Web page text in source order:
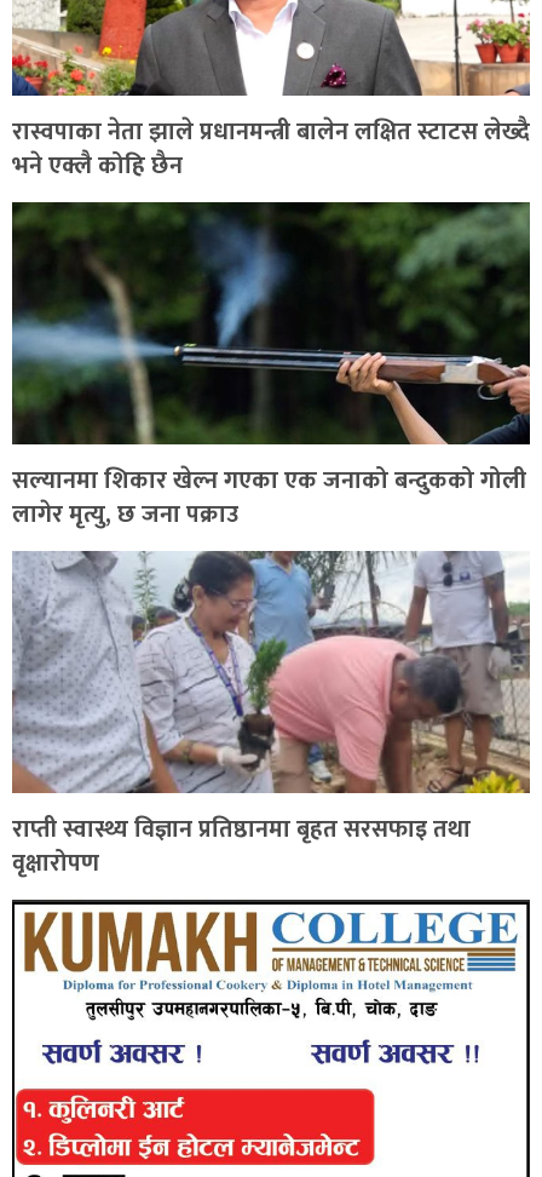
रास्वपाका नेता झाले प्रधानमन्त्री बालेन लक्षित स्टाटस लेख्दै
भने एक्लै कोहि छैन
सल्यानमा शिकार खेल्न गएका एक जनाको बन्दुकको गोली
लागेर मृत्यु, छ जना पक्राउ
राप्ती स्वास्थ्य विज्ञान प्रतिष्ठानमा बृहत सरसफाइ तथा
वृक्षारोपण